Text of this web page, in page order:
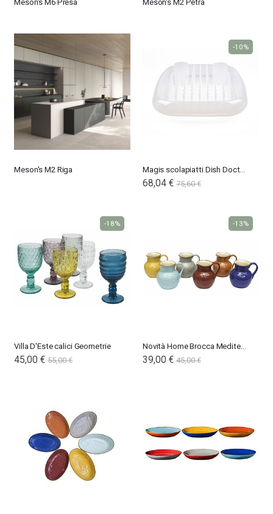
Meson's M6 Presa Meson's M2 Petra
Meson's M2 Riga Magis scolapiatti Dish Doctor
68,04 € 75,60 €
-10%
Villa D'Este calici Geometrie
Special
Price
45,00 € 55,00 €
-18%
Novità Home Brocca Mediterraneo
39,00 € 45,00 €
-13%